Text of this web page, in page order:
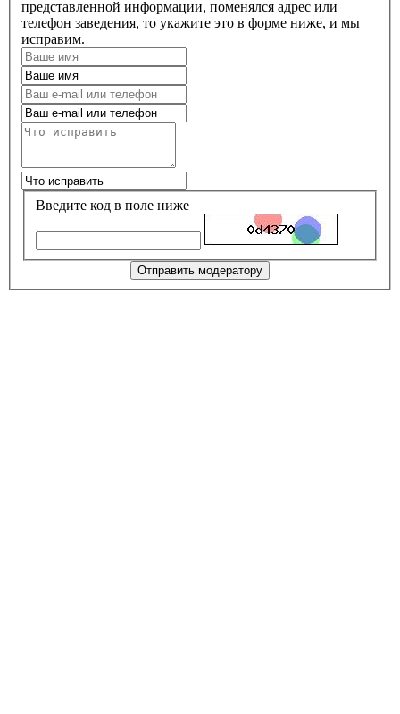
представленной информации, поменялся адрес или
телефон заведения, то укажите это в форме ниже, и мы
исправим.
Введите код в поле ниже
Отправить модератору